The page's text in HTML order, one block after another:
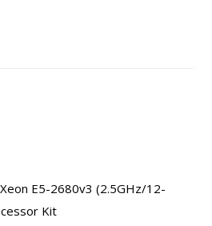
E5-2680v3 (2.5GHz/12-
Kit